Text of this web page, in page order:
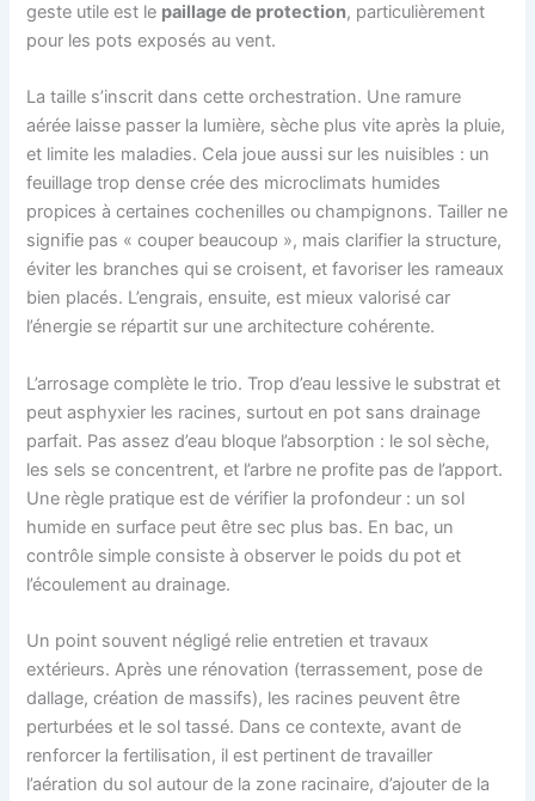
geste utile est le paillage de protection, particulièrement
pour les pots exposés au vent.
La taille s’inscrit dans cette orchestration. Une ramure
aérée laisse passer la lumière, sèche plus vite après la pluie,
et limite les maladies. Cela joue aussi sur les nuisibles : un
feuillage trop dense crée des microclimats humides
propices à certaines cochenilles ou champignons. Tailler ne
signifie pas « couper beaucoup », mais clarifier la structure,
éviter les branches qui se croisent, et favoriser les rameaux
bien placés. L’engrais, ensuite, est mieux valorisé car
l’énergie se répartit sur une architecture cohérente.
L’arrosage complète le trio. Trop d’eau lessive le substrat et
peut asphyxier les racines, surtout en pot sans drainage
parfait. Pas assez d’eau bloque l’absorption : le sol sèche,
les sels se concentrent, et l’arbre ne profite pas de l’apport.
Une règle pratique est de vérifier la profondeur : un sol
humide en surface peut être sec plus bas. En bac, un
contrôle simple consiste à observer le poids du pot et
l’écoulement au drainage.
Un point souvent négligé relie entretien et travaux
extérieurs. Après une rénovation (terrassement, pose de
dallage, création de massifs), les racines peuvent être
perturbées et le sol tassé. Dans ce contexte, avant de
renforcer la fertilisation, il est pertinent de travailler
l’aération du sol autour de la zone racinaire, d’ajouter de la